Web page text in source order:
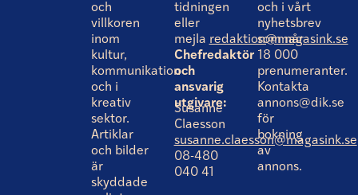
och
villkoren
inom
kultur,
kommunikation
och i
kreativ
sektor.
Artiklar
och bilder
är
skyddade
tidningen
eller
mejla redaktion@magasink.se
Chefredaktör
och
ansvarig
utgivare:
Susanne
Claesson
susanne.claesson@magasink.se
08-480
040 41
och i vårt
nyhetsbrev
som når
18 000
prenumeranter.
Kontakta
annons@dik.se
för
bokning
av
annons.